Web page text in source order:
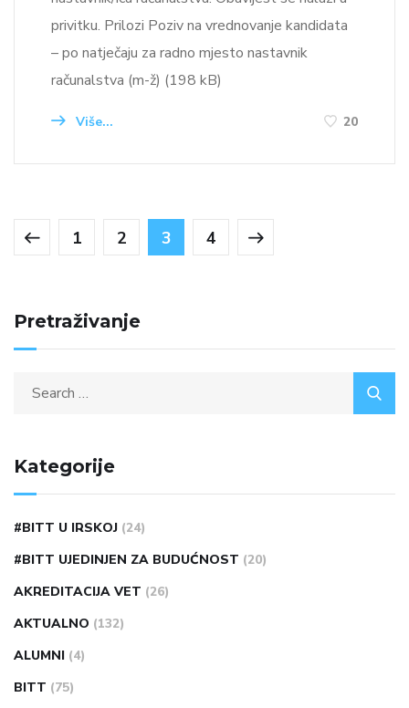
privitku. Prilozi Poziv na vrednovanje kandidata
– po natječaju za radno mjesto nastavnik
računalstva (m-ž) (198 kB)
Više... 20
1 2 3 4
Pretraživanje
Kategorije
#BITT U IRSKOJ (24)
#BITT UJEDINJEN ZA BUDUĆNOST (20)
AKREDITACIJA VET (26)
AKTUALNO (132)
ALUMNI (4)
BITT (75)